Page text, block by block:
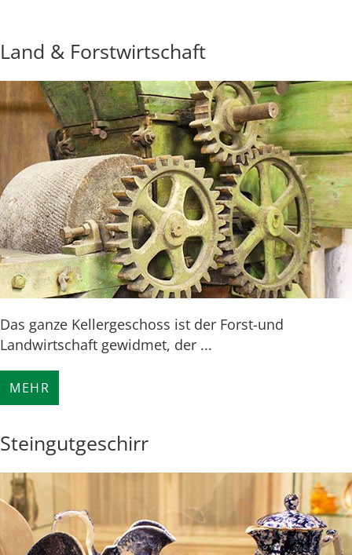
Land & Forstwirtschaft
Das ganze Kellergeschoss ist der Forst-und
Landwirtschaft gewidmet, der ...
MEHR
Steingutgeschirr